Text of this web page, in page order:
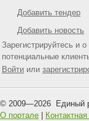
Добавить тендер
Добавить новость
Зарегистрируйтесь и
потенциальные
Войти или
© 2009—2026 Единый
О портале